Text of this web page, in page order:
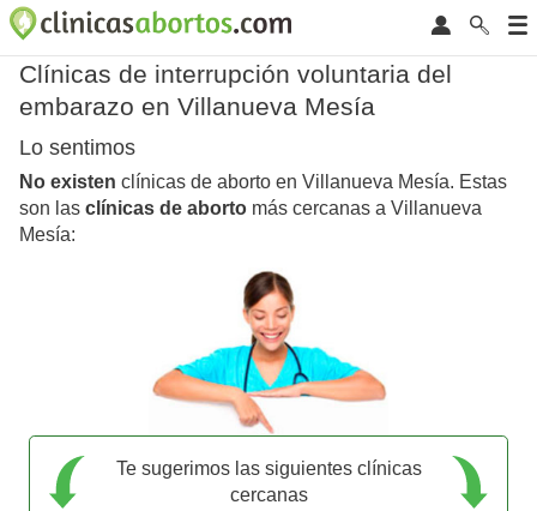
Clínicas de interrupción voluntaria del
embarazo en Villanueva Mesía
Lo sentimos
No existen clínicas de aborto en Villanueva Mesía. Estas
son las clínicas de aborto más cercanas a Villanueva
Mesía:
Te sugerimos las siguientes clínicas
cercanas